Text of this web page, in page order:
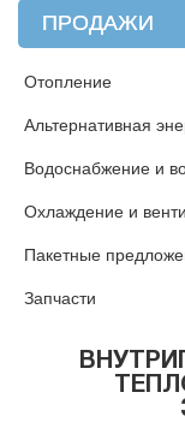
ПРОДАЖИ
Отопление
Альтернативная
Водоснабжение и
Охлаждение и
Пакетные
Запчасти